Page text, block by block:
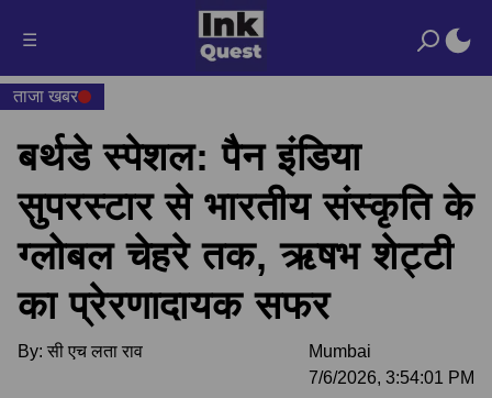
☰
ताजा खबर
बर्थडे स्पेशल: पैन इंडिया
सुपरस्टार से भारतीय संस्कृति के
ग्लोबल चेहरे तक, ऋषभ शेट्टी
का प्रेरणादायक सफर
By: सी एच लता राव
Mumbai
7/6/2026, 3:54:01 PM